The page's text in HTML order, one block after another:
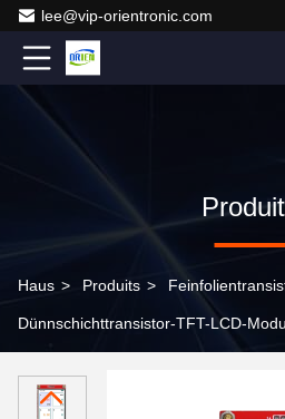
lee@vip-orientronic.com
Haus > Produits >
Dünnschichttransistor-TFT-LCD-